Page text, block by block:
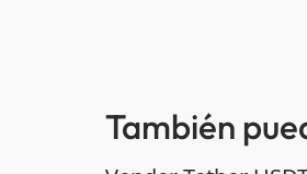
También